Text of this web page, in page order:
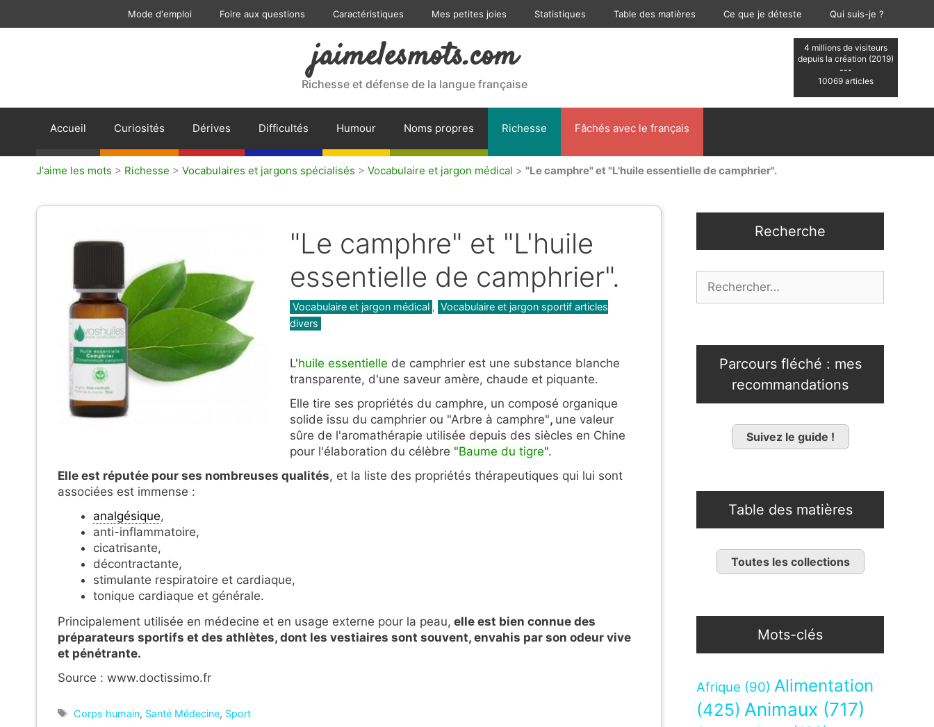
Mode d'emploi Foire aux questions Caractéristiques Mes petites joies Statistiques Table des matières Ce que je déteste Qui suis-je ?
4 millions de visiteurs
depuis la création (2019)
---
10069 articles
jaimelesmots.com
Richesse et défense de la langue française
Accueil Curiosités Dérives Difficultés Humour Noms propres Richesse Fâchés avec le français
J'aime les mots > Richesse > Vocabulaires et jargons spécialisés > Vocabulaire et jargon médical > "Le camphre" et "L'huile essentielle de camphrier".
"Le camphre" et "L'huile
essentielle de camphrier".
Catégories
Vocabulaire et jargon médical , Vocabulaire et jargon sportif articles
divers
L'huile essentielle de camphrier est une substance blanche
transparente, d'une saveur amère, chaude et piquante.
Elle tire ses propriétés du camphre, un composé organique
solide issu du camphrier ou "Arbre à camphre", une valeur
sûre de l'aromathérapie utilisée depuis des siècles en Chine
pour l'élaboration du célèbre "Baume du tigre".
Elle est réputée pour ses nombreuses qualités, et la liste des propriétés thérapeutiques qui lui sont
associées est immense :
analgésique,
anti-inflammatoire,
cicatrisante,
décontractante,
stimulante respiratoire et cardiaque,
tonique cardiaque et générale.
Principalement utilisée en médecine et en usage externe pour la peau, elle est bien connue des
préparateurs sportifs et des athlètes, dont les vestiaires sont souvent, envahis par son odeur vive
et pénétrante.
Source : www.doctissimo.fr
Étiquettes
Corps humain, Santé Médecine, Sport
Recherche
Parcours fléché : mes
recommandations
Suivez le guide !
Table des matières
Toutes les collections
Mots-clés
Afrique (90) Alimentation
(425) Animaux (717)